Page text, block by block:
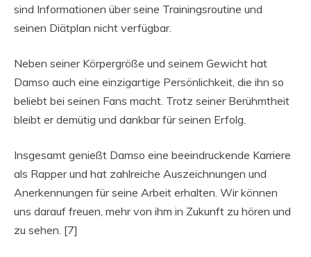
sind Informationen über seine Trainingsroutine und
seinen Diätplan nicht verfügbar.
Neben seiner Körpergröße und seinem Gewicht hat
Damso auch eine einzigartige Persönlichkeit, die ihn so
beliebt bei seinen Fans macht. Trotz seiner Berühmtheit
bleibt er demütig und dankbar für seinen Erfolg.
Insgesamt genießt Damso eine beeindruckende Karriere
als Rapper und hat zahlreiche Auszeichnungen und
Anerkennungen für seine Arbeit erhalten. Wir können
uns darauf freuen, mehr von ihm in Zukunft zu hören und
zu sehen. [7]